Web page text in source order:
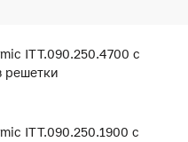
ITT.090.250.4700 с
решетки
ITT.090.250.1900 с